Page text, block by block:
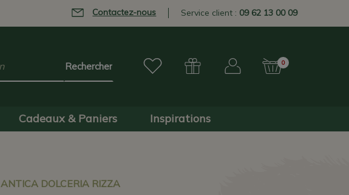
Contactez-nous Service client : 09 62 13 00 09
0
Cadeaux & Paniers Inspirations
ANTICA DOLCERIA RIZZA